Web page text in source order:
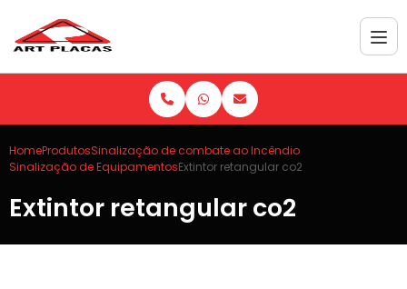
HomeProdutosSinalização de combate ao Incêndio
Sinalização de EquipamentosExtintor retangular co2
Extintor retangular co2